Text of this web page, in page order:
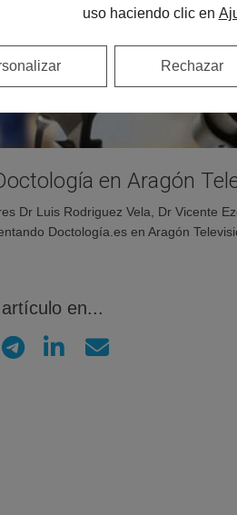
en Aragón
Dr Luis Rodriguez Vela, Dr Vicente
Doctología.es en Aragón
en...
uso haciendo clic en
Rechazar